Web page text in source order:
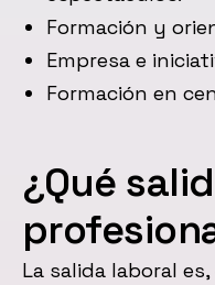
Formación y
Empresa e
Formación en
¿Qué
La salida laboral